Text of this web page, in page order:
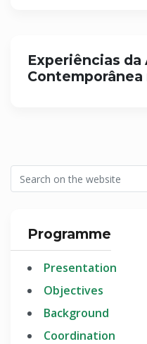
Experiências
Contemporânea
Programme
Presentation
Objectives
Background
Coordination